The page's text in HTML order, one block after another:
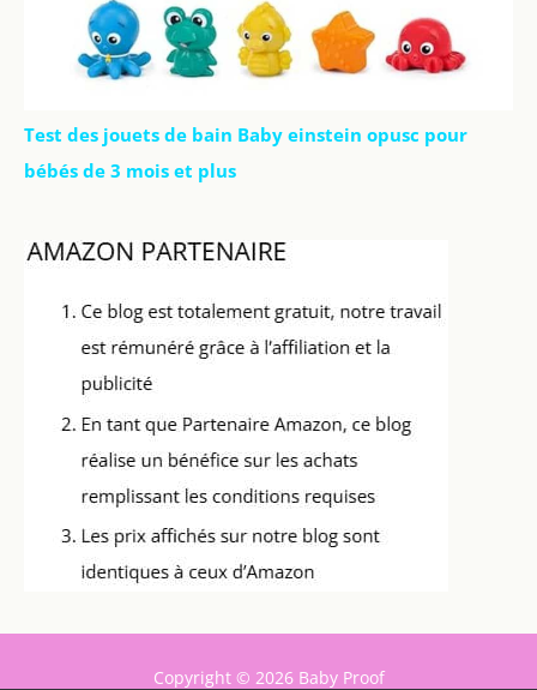
Test des jouets de bain Baby einstein opusc pour
bébés de 3 mois et plus
Copyright © 2026 Baby Proof